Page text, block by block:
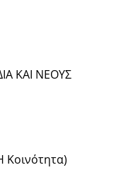
ΚΑΙ ΝΕΟΥΣ
Κοινότητα)